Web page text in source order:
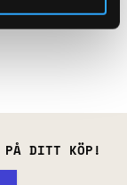
PÅ DITT KÖP!